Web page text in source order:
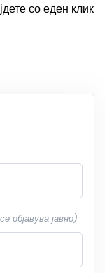
со еден клик
објавува јавно)